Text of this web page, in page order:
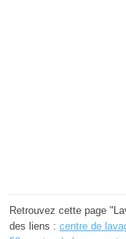
Retrouvez cette page
des liens : centre de